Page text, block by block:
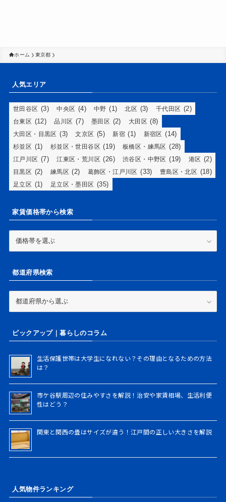
ホーム 東京都
人気エリア
世田谷区 (3) 中央区 (4) 中野 (1) 北区 (3) 千代田区 (2)
台東区 (12) 品川区 (7) 墨田区 (2) 大田区 (8)
大田区・目黒区 (3) 文京区 (5) 新宿 (1) 新宿区 (14)
杉並区 (1) 杉並区・世田谷区 (19) 板橋区・練馬区 (28)
江戸川区 (7) 江東区・荒川区 (26) 渋谷区・中野区 (19) 港区 (2)
目黒区 (2) 練馬区 (2) 葛飾区・江戸川区 (33) 豊島区・北区 (18)
足立区 (1) 足立区・墨田区 (35)
家賃価格帯から検索
帯
都道府県検索
検ピックアップ｜暮らしのコラム
生活保護世帯は大学生になれない？その理由となるための方法
は？
市ケ谷駅周辺の住みやすさを解説！治安や家賃相場、生活利便
性はどう？
関東と関西の畳はサイズが違う！江戸間の正しい大きさを解説
人気物件ランキング